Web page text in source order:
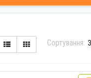
Сортування: